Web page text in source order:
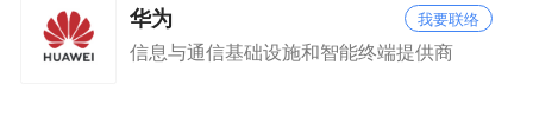
华为 我要联络
信息与通信基础设施和智能终端提供商